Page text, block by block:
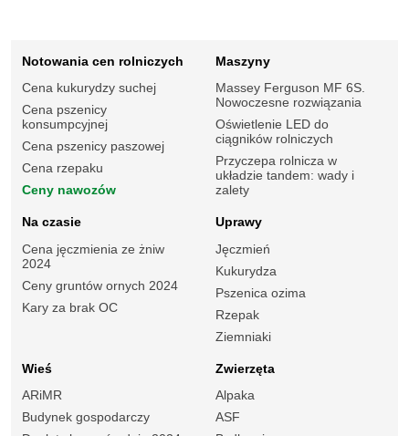
Notowania cen rolniczych
Cena kukurydzy suchej
Cena pszenicy
konsumpcyjnej
Cena pszenicy paszowej
Cena rzepaku
Ceny nawozów
Maszyny
Massey Ferguson MF 6S.
Nowoczesne rozwiązania
Oświetlenie LED do
ciągników rolniczych
Przyczepa rolnicza w
układzie tandem: wady i
zalety
Na czasie
Cena jęczmienia ze żniw
2024
Ceny gruntów ornych 2024
Kary za brak OC
Uprawy
Jęczmień
Kukurydza
Pszenica ozima
Rzepak
Ziemniaki
Wieś
ARiMR
Budynek gospodarczy
Zwierzęta
Alpaka
ASF